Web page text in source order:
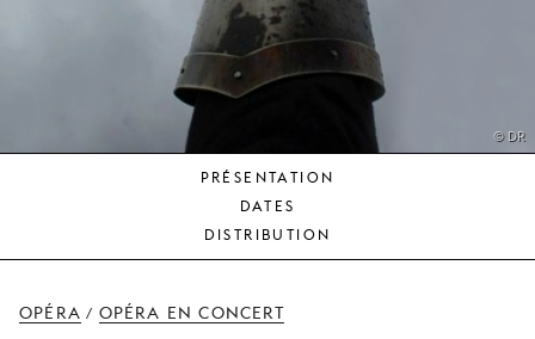
JEUNE
PUBLIC
SOUTENIR
© DR
PRÉSENTATION
DATES
DISTRIBUTION
OPÉRA / OPÉRA EN CONCERT